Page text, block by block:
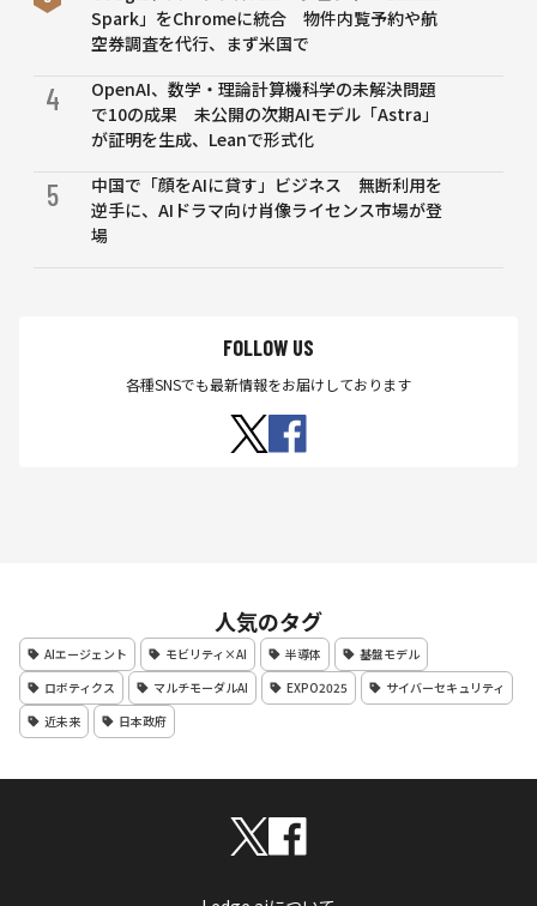
Spark」をChromeに統合 物件内覧予約や航
空券調査を代行、まず米国で
4
OpenAI、数学・理論計算機科学の未解決問題
で10の成果 未公開の次期AIモデル「Astra」
が証明を生成、Leanで形式化
5
中国で「顔をAIに貸す」ビジネス 無断利用を
逆手に、AIドラマ向け肖像ライセンス市場が登
場
FOLLOW US
各種SNSでも最新情報をお届けしております
人気のタグ
AIエージェント モビリティ×AI 半導体
基盤モデル
ロボティクス
マルチモーダルAI EXPO2025
サイバーセキュリティ
近未来
日本政府